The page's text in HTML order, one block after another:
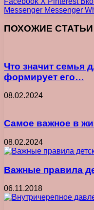
Messenger Messenger
ПОХОЖИЕ СТАТЬИ
Что значит семья
формирует его…
08.02.2024
Самое важное в
08.02.2024
Важные правила
06.11.2018